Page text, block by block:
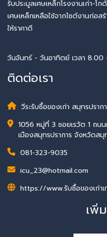
รับประมูลเศษเหล็กโรงงานเก่า-โ
เศษเหล็กเหลือใช้จากไซต์งานก่อ
ให้ราคาดี
วันจันทร์ - วันอาทิตย์ เวลา 8.00
ติดต่อเรา
วีระรับซื้อของเก่า สมุทรปราก
1056 หมู่ที่ 3 ซอยเรวัต 1 ถน
เมืองสมุทรปราการ จังหวัดสมุ
081-323-9035
icu_23@hotmail.com
https://www.รับซื้อของเก่า
เพิ่